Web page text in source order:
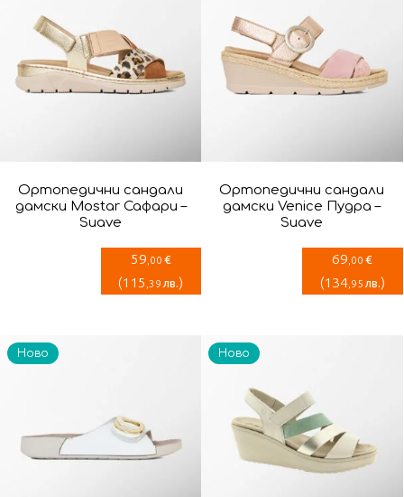
Ортопедични сандали
дамски Mostar Сафари –
Suave
59 ,00 €
(115 ,39 лв.)
Ортопедични сандали
дамски Venice Пудра –
Suave
69 ,00 €
(134,95 лв.)
Ново Ново